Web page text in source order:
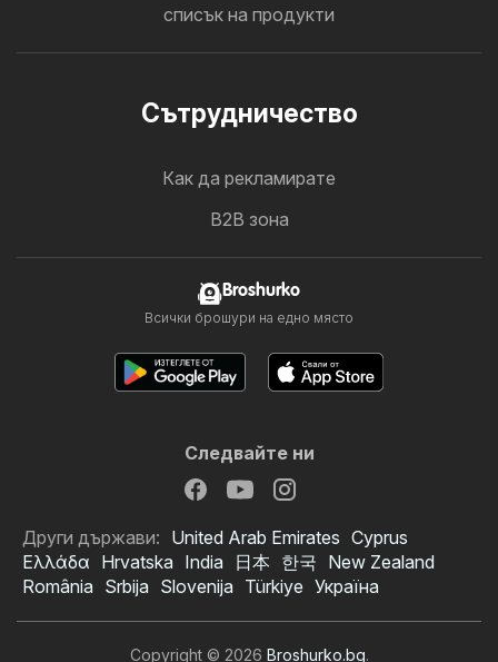
списък на продукти
Cътрудничество
Как да рекламирате
B2B зона
Broshurko
Всички брошури на едно място
Следвайте ни
Други държави: United Arab Emirates Cyprus
Ελλάδα Hrvatska India 日本 한국 New Zealand
România Srbija Slovenija Türkiye Україна
Copyright © 2026 Broshurko.bg.